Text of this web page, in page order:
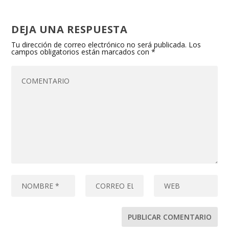
DEJA UNA RESPUESTA
Tu dirección de correo electrónico no será publicada. Los
campos obligatorios están marcados con*